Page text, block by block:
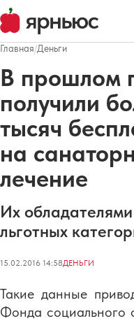
Главная/Деньги
В прошлом
получили
тысяч
на
лечение
Их
льготных
15.02.2016 14:58ДЕНЬГИ
Такие данные
Фонда социального